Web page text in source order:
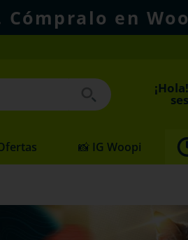
en
📸 IG Woopi